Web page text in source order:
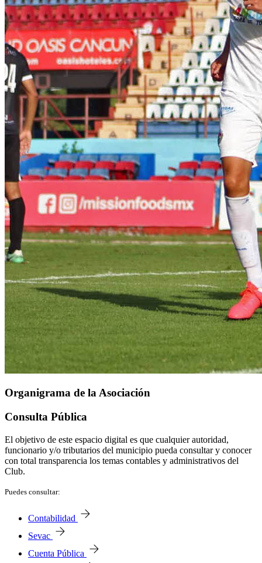
Organigrama de la Asociación
Consulta Pública
El objetivo de este espacio digital es que cualquier autoridad,
funcionario y/o tributarios del municipio pueda consultar y conocer
con total transparencia los temas contables y administrativos del
Club.
Puedes consultar:
Contabilidad
Sevac
Cuenta Pública